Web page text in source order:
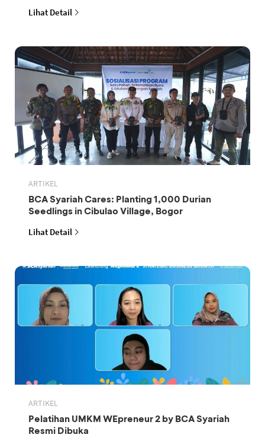
Lihat Detail
ARTIKEL
BCA Syariah Cares: Planting 1,000 Durian
Seedlings in Cibulao Village, Bogor
Lihat Detail
ARTIKEL
Pelatihan UMKM WEpreneur 2 by BCA Syariah
Resmi Dibuka